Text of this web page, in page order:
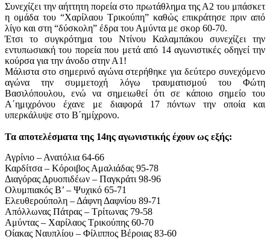
Συνεχίζει την αήττητη πορεία στο πρωτάθλημα της Α2 του μπάσκετ
η ομάδα του “Χαρίλαου Τρικούπη” καθώς επικράτησε πριν από
λίγο και στη “δύσκολη” έδρα του Αμύντα με σκορ 60-70.
Έτσι το συγκρότημα του Ντίνου Καλαμπάκου συνεχίζει την
εντυπωσιακή του πορεία που μετά από 14 αγωνιστικές οδηγεί την
κούρσα για την άνοδο στην Α1!
Μάλιστα στο σημερινό αγώνα στερήθηκε για δεύτερο συνεχόμενο
αγώνα την συμμετοχή λόγω τραυματισμού του Φώτη
Βασιλόπουλου, ενώ να σημειωθεί ότι σε κάποιο σημείο του
Α΄ημιχρόνου έχανε με διαφορά 17 πόντων την οποία και
υπερκάλυψε στο Β΄ημίχρονο.
Τα αποτελέσματα της 14ης αγωνιστικής έχουν ως εξής:
Αγρίνιο – Ανατόλια 64-66
Καρδίτσα – Κόροιβος Αμαλιάδας 95-78
Διαγόρας Δρυοπιδέων – Παγκράτι 98-96
Ολυμπιακός Β’ – Ψυχικό 65-71
Ελευθερούπολη – Δάφνη Δαφνίου 89-71
Απόλλωνας Πάτρας – Τρίτωνας 79-58
Αμύντας – Χαρίλαος Τρικούπης 60-70
Οίακας Ναυπλίου – Φίλιππος Βέροιας 83-60